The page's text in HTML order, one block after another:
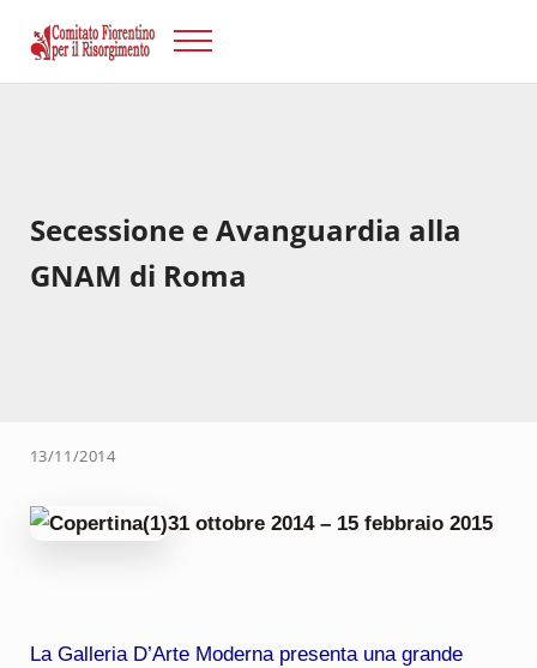
Risorgimento Firenze
Menu
Secessione e Avanguardia alla
GNAM di Roma
13/11/2014
31 ottobre 2014 – 15 febbraio 2015
La Galleria D’Arte Moderna presenta una grande